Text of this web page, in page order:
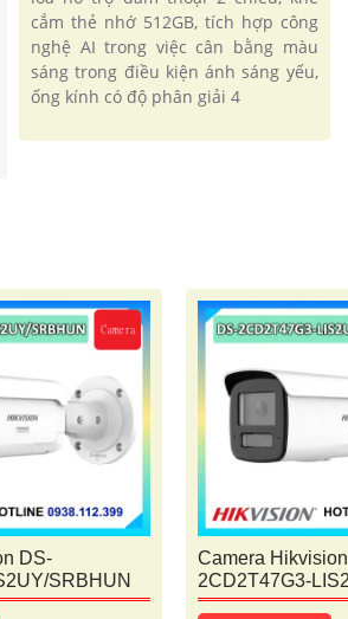
cắm thẻ nhớ 512GB, tích hợp công
nghệ AI trong việc cân bằng màu
sáng trong điều kiện ánh sáng yếu,
ống kính có độ phân giải 4
DS-
SRBHUN
Camera
2CD2T47G3-